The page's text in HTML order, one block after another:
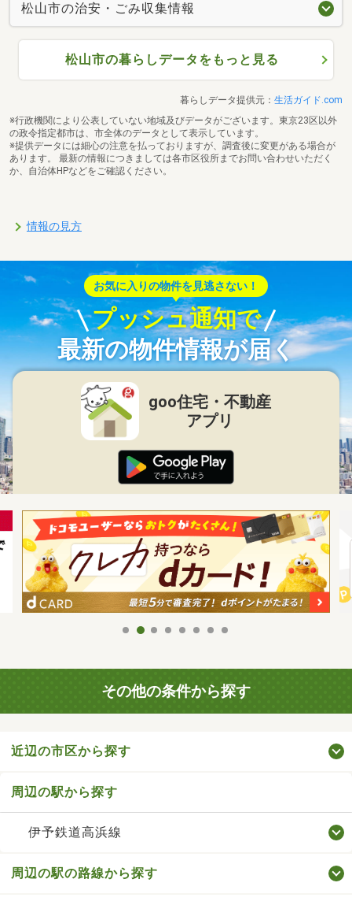
松山市の治安・ごみ収集情報
松山市の暮らしデータをもっと見る
暮らしデータ提供元： 生活ガイド.com
※行政機関により公表していない地域及びデータがございます。東京23区以外
の政令指定都市は、市全体のデータとして表示しています。
※提供データには細心の注意を払っておりますが、調査後に変更がある場合が
あります。 最新の情報につきましては各市区役所までお問い合わせいただく
か、自治体HPなどをご確認ください。
情報の見方
お気に入りの物件を見逃さない！
プッシュ通知で
最新の物件情報が届く
goo住宅・不動産
アプリ
その他の条件から探す
近辺の市区から探す
周辺の駅から探す
伊予鉄道高浜線
周辺の駅の路線から探す